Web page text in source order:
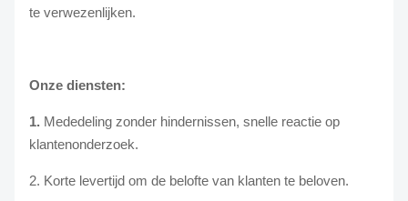
te verwezenlijken.
Onze diensten:
1. Mededeling zonder hindernissen, snelle reactie op
klantenonderzoek.
2. Korte levertijd om de belofte van klanten te beloven.